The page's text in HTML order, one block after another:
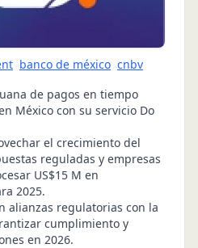
banco de méxico cnbv
de pagos en tiempo
México con su servicio Do
el crecimiento del
reguladas y empresas
US$15 M en
2025.
alianzas regulatorias con la
cumplimiento y
en 2026.